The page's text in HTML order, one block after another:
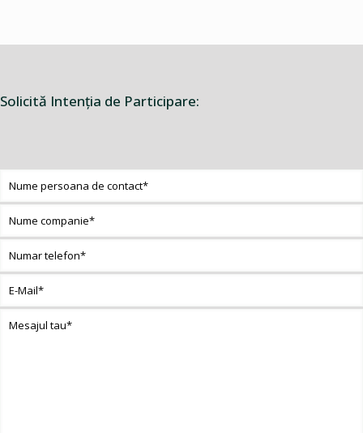
Solicită Intenţia de Participare: